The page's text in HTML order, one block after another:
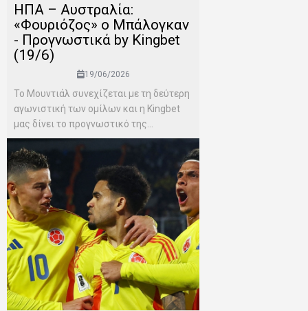
ΗΠΑ – Αυστραλία:
«Φουριόζος» ο Μπάλογκαν
- Προγνωστικά by Kingbet
(19/6)
19/06/2026
Το Μουντιάλ συνεχίζεται με τη δεύτερη
αγωνιστική των ομίλων και η Kingbet
μας δίνει το προγνωστικό της...